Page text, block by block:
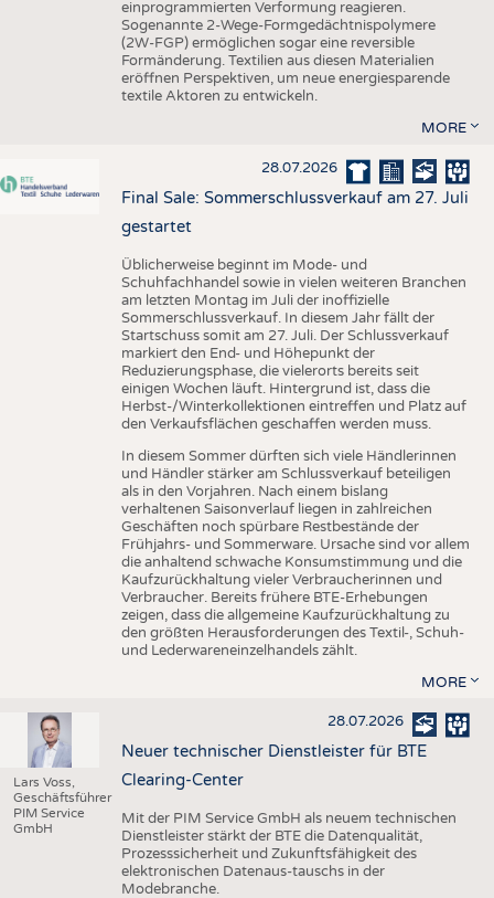
einprogrammierten Verformung reagieren.
Sogenannte 2-Wege-Formgedächtnispolymere
(2W-FGP) ermöglichen sogar eine reversible
Formänderung. Textilien aus diesen Materialien
eröffnen Perspektiven, um neue energiesparende
textile Aktoren zu entwickeln.
MORE
28.07.2026
Final Sale: Sommerschlussverkauf am 27. Juli
gestartet
Üblicherweise beginnt im Mode- und
Schuhfachhandel sowie in vielen weiteren Branchen
am letzten Montag im Juli der inoffizielle
Sommerschlussverkauf. In diesem Jahr fällt der
Startschuss somit am 27. Juli. Der Schlussverkauf
markiert den End- und Höhepunkt der
Reduzierungsphase, die vielerorts bereits seit
einigen Wochen läuft. Hintergrund ist, dass die
Herbst-/Winterkollektionen eintreffen und Platz auf
den Verkaufsflächen geschaffen werden muss.
In diesem Sommer dürften sich viele Händlerinnen
und Händler stärker am Schlussverkauf beteiligen
als in den Vorjahren. Nach einem bislang
verhaltenen Saisonverlauf liegen in zahlreichen
Geschäften noch spürbare Restbestände der
Frühjahrs- und Sommerware. Ursache sind vor allem
die anhaltend schwache Konsumstimmung und die
Kaufzurückhaltung vieler Verbraucherinnen und
Verbraucher. Bereits frühere BTE-Erhebungen
zeigen, dass die allgemeine Kaufzurückhaltung zu
den größten Herausforderungen des Textil-, Schuh-
und Lederwareneinzelhandels zählt.
MORE
Lars Voss,
Geschäftsführer
PIM Service
GmbH
28.07.2026
Neuer technischer Dienstleister für BTE
Clearing-Center
Mit der PIM Service GmbH als neuem technischen
Dienstleister stärkt der BTE die Datenqualität,
Prozesssicherheit und Zukunftsfähigkeit des
elektronischen Datenaus-tauschs in der
Modebranche.